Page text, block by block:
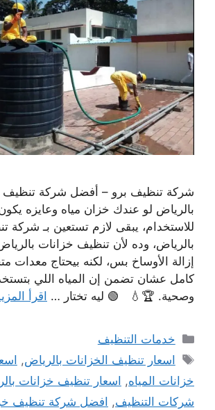
شركة تنظيف برو – أفضل شركة تنظيف
بالرياض لو عندك خزان مياه وعايزه
للاستخدام، يبقى لازم تستعين بـ شركة
بالرياض، وده لأن تنظيف خزانات
إزالة الأوساخ بس، لكنه بيحتاج معدات
كامل عشان تضمن إن المياه اللي
وصحية. 🏆💧 🟢 ليه تختار … اقرأ
التصنيفات
خدمات التنظيف
الوسوم
اسعار تنظيف الخزانات بالرياض,
خزانات المياه, اسعار تنظيف خزانات
شركات التنظيف, افضل شركة تنظيف